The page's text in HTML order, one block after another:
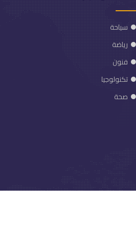
سياحة
رياضة
فنون
تكنولوجيا
صحة